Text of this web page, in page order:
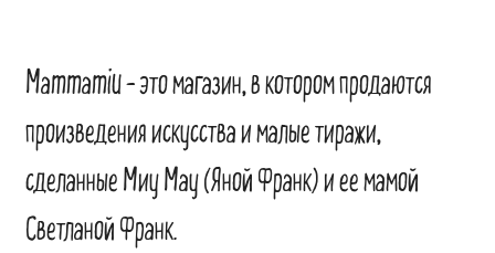
Mammamiu – это магазин, в котором продаются
произведения искусства и малые тиражи,
сделанные Миу Мау (Яной Франк) и ее мамой
Светланой Франк.